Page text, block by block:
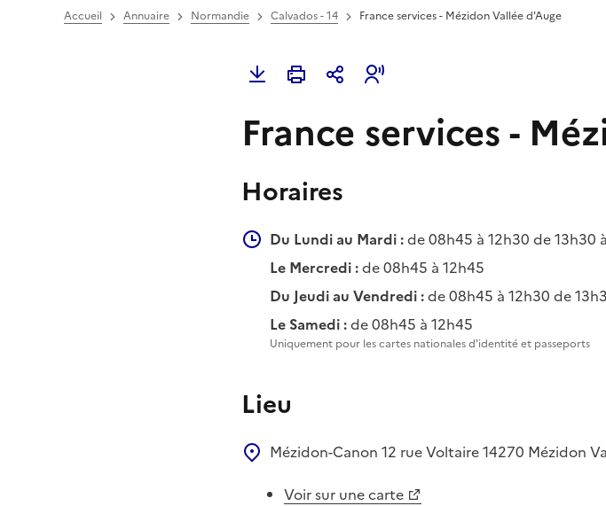
Accueil Annuaire Normandie Calvados - 14 France services - Mézidon Vallée d'Auge
France services -
Horaires
Du Lundi au Mardi :de 08h45 à 12h30 de 13h30
Le Mercredi :de 08h45 à 12h45
Du Jeudi au Vendredi :de 08h45 à 12h30 de
Le Samedi :de 08h45 à 12h45
Uniquement pour les cartes nationales d'identité et passeports
Lieu
Mézidon-Canon 12 rue Voltaire14270 Mézidon
Voir sur une carte